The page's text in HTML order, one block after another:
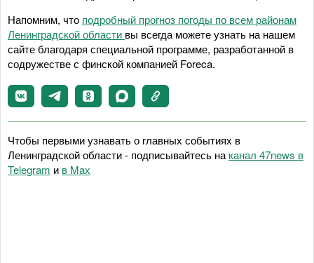
Напомним, что подробный прогноз погоды по всем районам
Ленинградской области вы всегда можете узнать на нашем
сайте благодаря специальной программе, разработанной в
содружестве с финской компанией Foreca.
Чтобы первыми узнавать о главных событиях в
Ленинградской области - подписывайтесь на канал 47news в
Telegram и в Maх